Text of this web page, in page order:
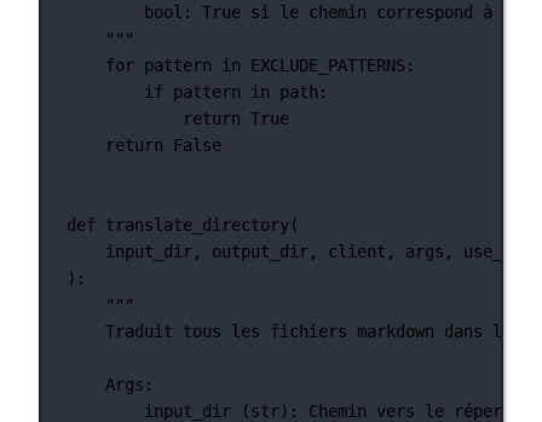
bool: True si le chemin correspond à
"""
for pattern in EXCLUDE_PATTERNS:
if pattern in path:
return True
return
False
def translate_directory(
input_dir, output_dir, client, args,
):
"""
Traduit tous les fichiers markdown dans le
Args:
input_dir (str): Chemin vers le